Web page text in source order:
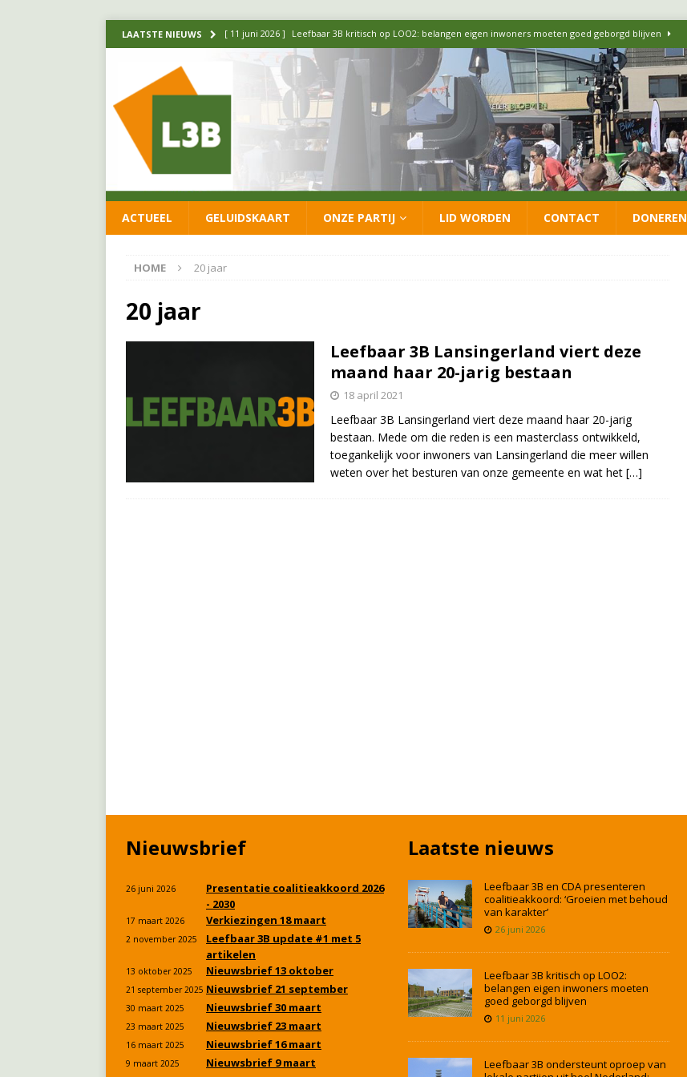
LAATSTE NIEUWS [ 11 juni 2026 ] Leefbaar 3B kritisch op LOO2: belangen eigen inwoners moeten goed geborgd blijven
[ 20 mei 2026 ] Leefbaar 3B ondersteunt oproep van lokale partijen uit heel Nederland: schaf het
luchtalarm niet af! FRACTIE
[ 14 mei 2026 ] Update over de formatie: vacature voor onafhankelijke wethouder Sociaal Domein
[ 26 juni 2026 ] Leefbaar 3B en CDA presenteren coalitieakkoord: ‘Groeien met behoud van karakter’
ACTUEEL GELUIDSKAART ONZE PARTIJ LID WORDEN CONTACT DONEREN
HOME 20 jaar
20 jaar
Leefbaar 3B Lansingerland viert deze
maand haar 20-jarig bestaan
18 april 2021
Leefbaar 3B Lansingerland viert deze maand haar 20-jarig
bestaan. Mede om die reden is een masterclass ontwikkeld,
toegankelijk voor inwoners van Lansingerland die meer willen
weten over het besturen van onze gemeente en wat het […]
Nieuwsbrief
26 juni 2026
Presentatie coalitieakkoord 2026
- 2030
17 maart 2026 Verkiezingen 18 maart
2 november 2025
Leefbaar 3B update #1 met 5
artikelen
13 oktober 2025 Nieuwsbrief 13 oktober
21 september 2025 Nieuwsbrief 21 september
30 maart 2025 Nieuwsbrief 30 maart
23 maart 2025 Nieuwsbrief 23 maart
16 maart 2025 Nieuwsbrief 16 maart
9 maart 2025 Nieuwsbrief 9 maart
Laatste nieuws
Leefbaar 3B en CDA presenteren
coalitieakkoord: ‘Groeien met behoud
van karakter’
26 juni 2026
Leefbaar 3B kritisch op LOO2:
belangen eigen inwoners moeten
goed geborgd blijven
11 juni 2026
Leefbaar 3B ondersteunt oproep van